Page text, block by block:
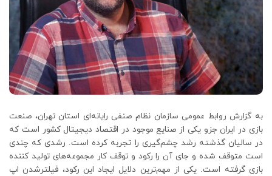
به گزارش روابط عمومی سازمان نظام صنفی رایانه‌ای استان تهران، صنعت
بازی در ایران جزو یکی از صنایع موجود در اقتصاد دیجیتال کشور است که
در سالیان گذشته رشد چشم‌گیری را تجربه کرده است. رشدی که چندی
است متوقف شده و جای آن را رکود و توقف کار مجموعه‌های تولید کننده
بازی گرفته است. یکی از مهم‌ترین دلایل ایجاد این رکود، فیلترشدن اپ